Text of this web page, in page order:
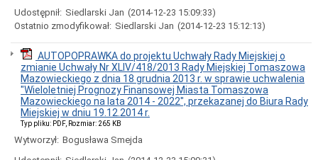
Urząd
Miasta
Nadawanie
numeru
PESEL
obywatelom
UKRAINY
Надання
номера
PESEL
Udostępnił: Siedlarski Jan (2014-12-23 15:09:33)
Ostatnio zmodyfikował: Siedlarski Jan (2014-12-23 15:12:13)
AUTOPOPRAWKA do projektu Uchwały Rady Miejskiej o
zmianie Uchwały Nr XLIV/418/2013 Rady Miejskiej Tomaszowa
Mazowieckiego z dnia 18 grudnia 2013 r. w sprawie uchwalenia
"Wieloletniej Prognozy Finansowej Miasta Tomaszowa
Mazowieckiego na lata 2014 - 2022", przekazanej do Biura Rady
Miejskiej w dniu 19.12.2014 r.
Typ pliku: PDF, Rozmiar: 265 KB
Wytworzył: Bogusława Smejda